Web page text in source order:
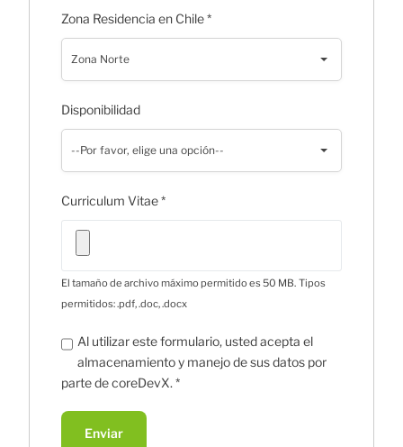
Zona Residencia en Chile*
Zona Norte
Disponibilidad
--Por favor, elige una opción--
Curriculum Vitae*
El tamaño de archivo máximo permitido es 50 MB. Tipos
permitidos: .pdf, .doc, .docx
Al utilizar este formulario, usted acepta el
almacenamiento y manejo de sus datos por
parte de coreDevX.*